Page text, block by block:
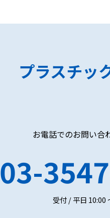
プラスチッ
お電話でのお問い合
03-
受付 / 平日 10:00